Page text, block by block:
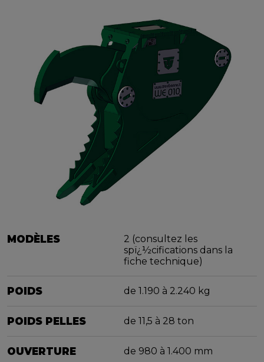
MODÈLES
2 (consultez les
spï¿½cifications dans la
fiche technique)
POIDS de 1.190 à 2.240 kg
POIDS PELLES de 11,5 à 28 ton
OUVERTURE de 980 à 1.400 mm